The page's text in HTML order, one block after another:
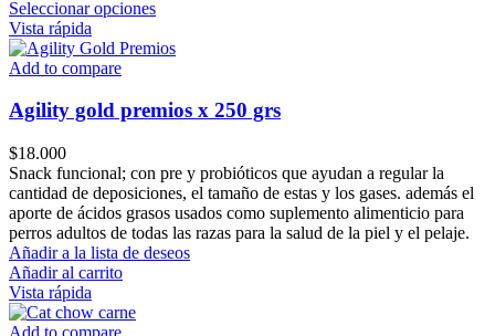
Seleccionar opcionesEste
tiene
Las
pueden
elegir
en
la
página
de
Vista rápida
Add to compare
Agility gold premios x 250 grs
$18.000
Snack funcional; con pre y probióticos que ayudan a regular la
cantidad de deposiciones, el tamaño de estas y los gases. además el
aporte de ácidos grasos usados como suplemento alimenticio para
perros adultos de todas las razas para la salud de la piel y el pelaje.
Añadir a la lista de deseos
Añadir al carrito
Vista rápida
Add to compare